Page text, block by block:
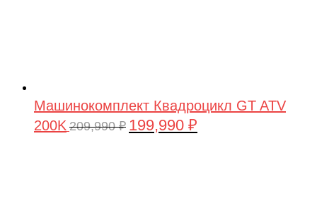
Машинокомплект Квадроцикл GT ATV
200K 209,990₽ Первоначальная
199,990 ₽